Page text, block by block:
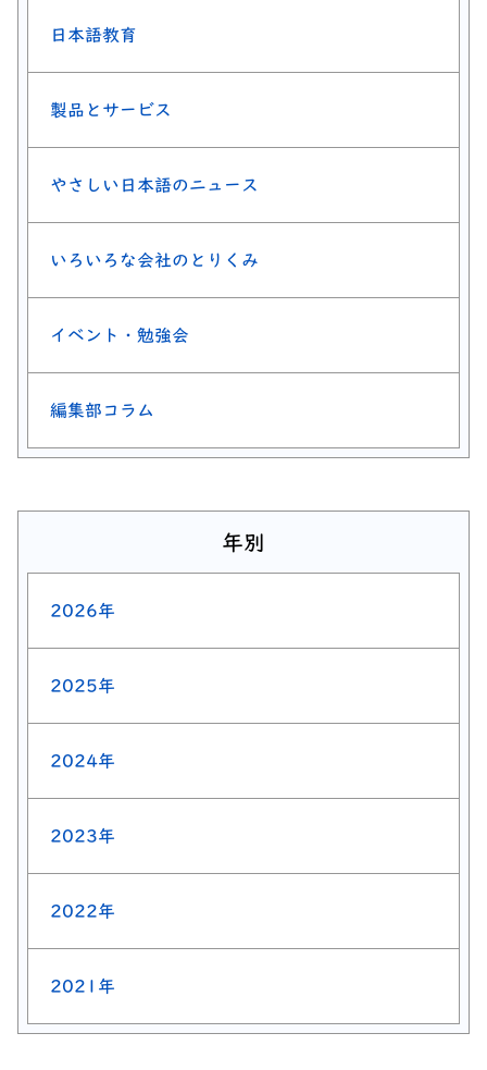
日本語教育
製品とサービス
やさしい日本語のニュース
いろいろな会社のとりくみ
イベント・勉強会
編集部コラム
年別
2026年
2025年
2024年
2023年
2022年
2021年